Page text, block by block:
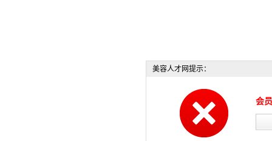
美容人才网提示：
会